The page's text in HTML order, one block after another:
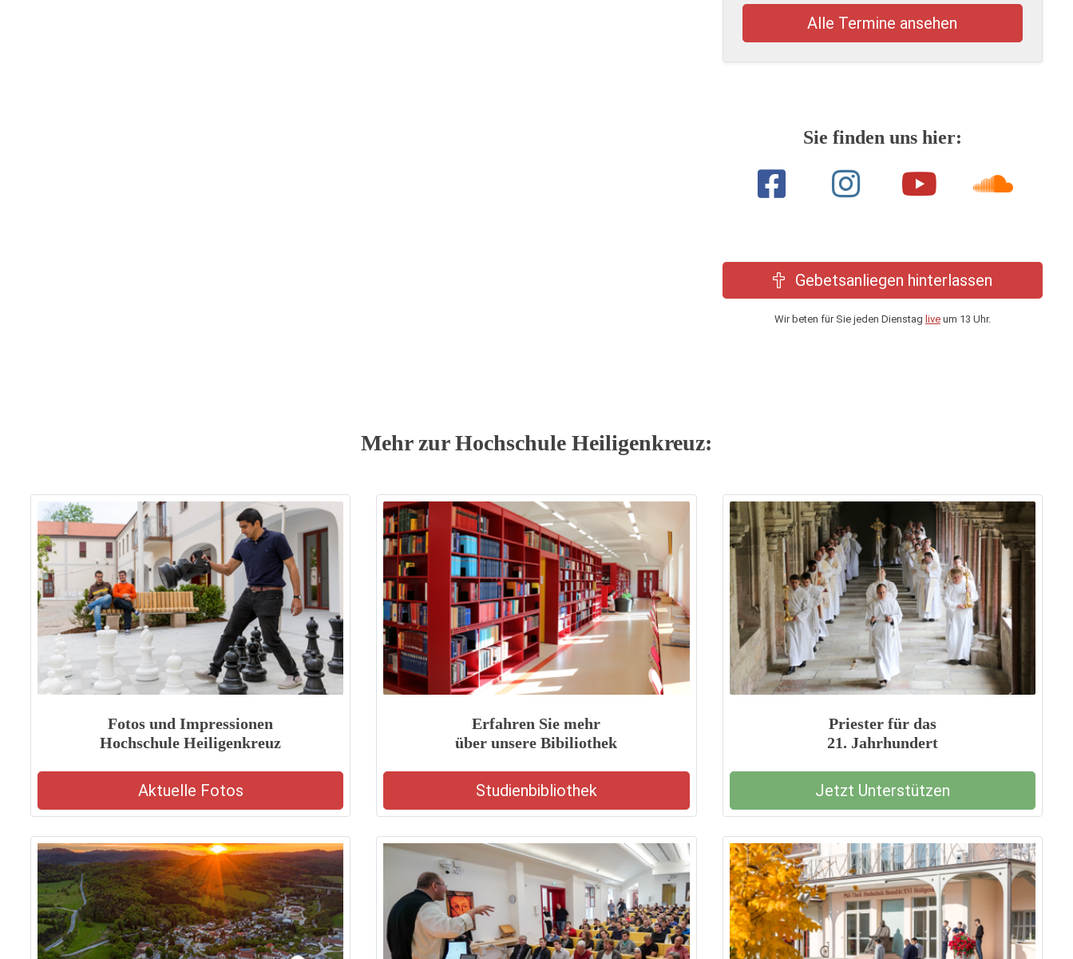
Alle Termine ansehen
Sie finden uns hier:
Gebetsanliegen hinterlassen
Wir beten für Sie jeden Dienstag liveum 13 Uhr.
Mehr zur Hochschule Heiligenkreuz:
Fotos und Impressionen
Hochschule Heiligenkreuz
Aktuelle Fotos
Erfahren Sie mehr
über unsere Bibiliothek
Studienbibliothek
Priester für das
21. Jahrhundert
Jetzt Unterstützen